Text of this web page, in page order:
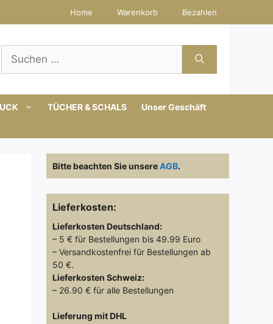
Home Warenkorb Bezahlen
Suchen
nach:
TÜCHER & SCHALS Unser Geschäft
Bitte beachten Sie unsereAGB.
Lieferkosten:
Lieferkosten Deutschland:
– 5 € für Bestellungen bis 49.99 Euro
– Versandkostenfrei für Bestellungen ab
50 €.
Lieferkosten Schweiz:
– 26.90 € für alle Bestellungen
Lieferung mit DHL